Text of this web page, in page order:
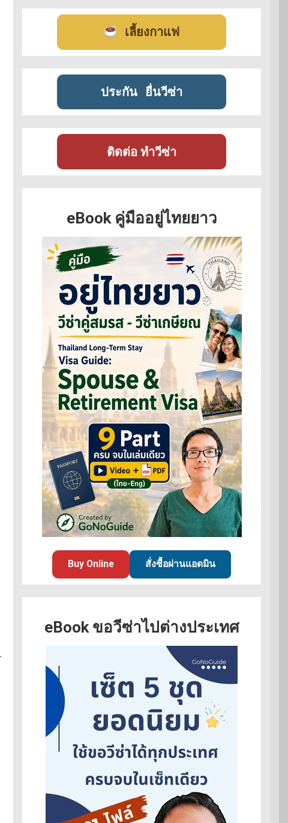
เลี้ยงกาแฟ
ประกัน ยื่นวีซ่า
ติดต่อ ทำวีซ่า
eBook คู่มืออยู่ไทยยาว
Buy Online สั่งซื้อผ่านแอดมิน
eBook ขอวีซ่าไปต่างประเทศ